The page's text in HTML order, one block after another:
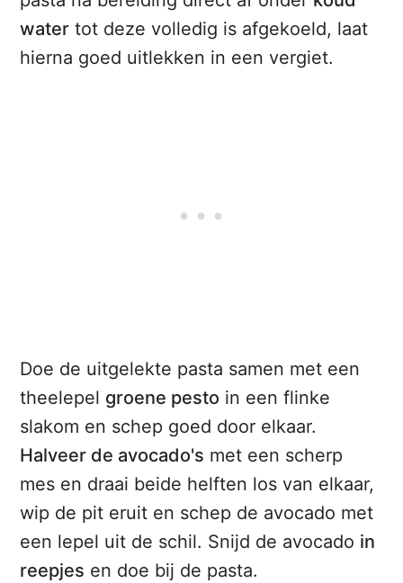
water tot deze volledig is afgekoeld, laat
hierna goed uitlekken in een vergiet.
Doe de uitgelekte pasta samen met een
theelepel groene pesto in een flinke
slakom en schep goed door elkaar.
Halveer de avocado's met een scherp
mes en draai beide helften los van elkaar,
wip de pit eruit en schep de avocado met
een lepel uit de schil. Snijd de avocado in
reepjes en doe bij de pasta.